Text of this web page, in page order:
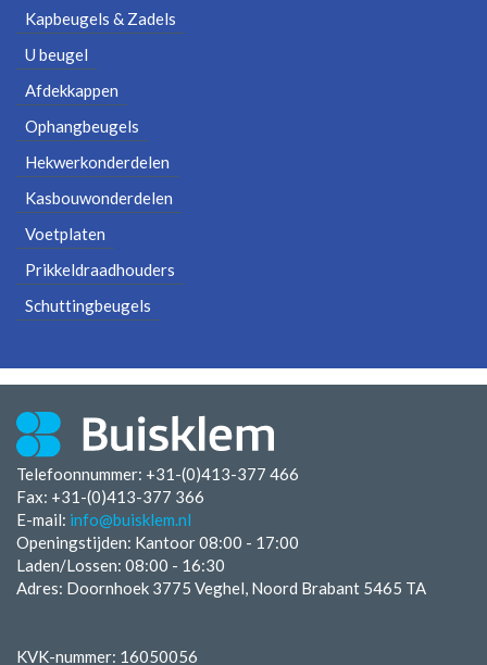
Kapbeugels & Zadels
U beugel
Afdekkappen
Ophangbeugels
Hekwerkonderdelen
Kasbouwonderdelen
Voetplaten
Prikkeldraadhouders
Schuttingbeugels
Telefoonnummer: +31-(0)413-377 466
Fax: +31-(0)413-377 366
E-mail: info@buisklem.nl
Openingstijden: Kantoor 08:00 - 17:00
Laden/Lossen: 08:00 - 16:30
Adres: Doornhoek 3775 Veghel, Noord Brabant 5465 TA
KVK-nummer: 16050056